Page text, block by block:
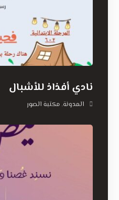
نادي أفذاذ للأشبال
المدونة, مكتبة الصور